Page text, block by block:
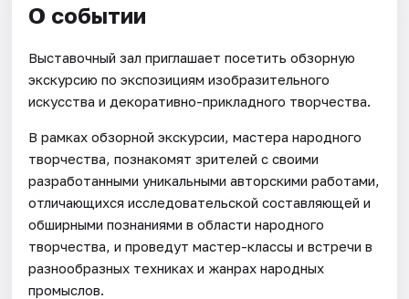
О событии
Выставочный зал приглашает посетить обзорную
экскурсию по экспозициям изобразительного
искусства и декоративно-прикладного творчества.
В рамках обзорной экскурсии, мастера народного
творчества, познакомят зрителей с своими
разработанными уникальными авторскими работами,
отличающихся исследовательской составляющей и
обширными познаниями в области народного
творчества, и проведут мастер-классы и встречи в
разнообразных техниках и жанрах народных
промыслов.